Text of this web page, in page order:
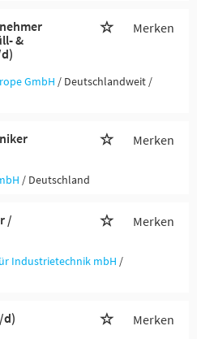
&
Merken
GmbH / Deutschlandweit /
Merken
/ Deutschland
/
Merken
Industrietechnik mbH /
d) Merken